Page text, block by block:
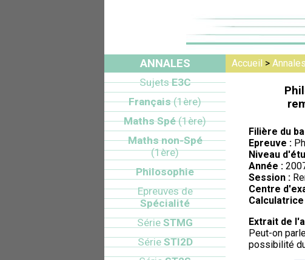
Accueil >
Filière du
Epreuve :
Niveau
Année :
Session :
Centre
Calculatrice
Extrait de
Peut-on
possibilité
ANNALES
SujetsE3C
Français(1ère)
Maths Spé(1ère)
Maths non-Spé
(1ère)
Philosophie
Epreuves de
Spécialité
Série STMG
SérieSTI2D